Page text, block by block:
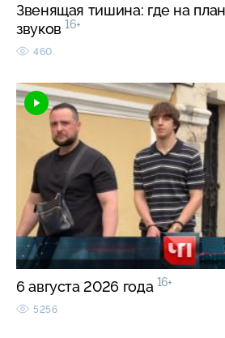
Звенящая тишина: где на
звуков 16+
460
6 августа 2026 года 16+
5256